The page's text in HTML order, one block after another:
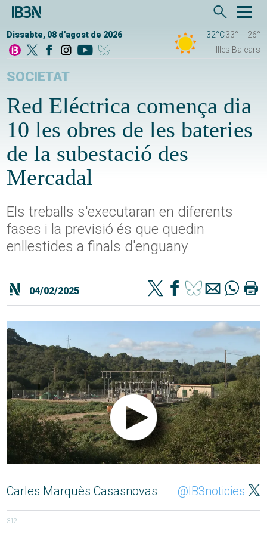
Dissabte, 08 d'agost de 2026 32°C33°
26°
Illes Balears
SOCIETAT
Red Eléctrica comença dia
10 les obres de les bateries
de la subestació des
Mercadal
Els treballs s'executaran en diferents
fases i la previsió és que quedin
enllestides a finals d'enguany
04/02/2025
Carles Marquès Casasnovas @IB3noticies
312